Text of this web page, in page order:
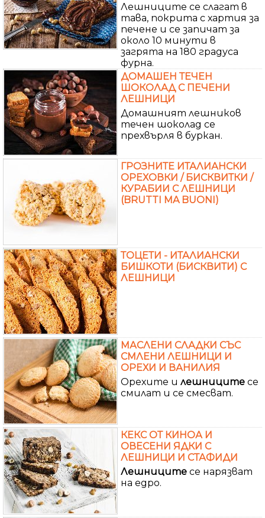
Лешниците се слагат в
тава, покрита с хартия за
печене и се запичат за
около 10 минути в
загрята на 180 градуса
фурна.
ДОМАШЕН ТЕЧЕН
ШОКОЛАД С ПЕЧЕНИ
ЛЕШНИЦИ
Домашният лешников
течен шоколад се
прехвърля в буркан.
ГРОЗНИТЕ ИТАЛИАНСКИ
ОРЕХОВКИ / БИСКВИТКИ /
КУРАБИИ С ЛЕШНИЦИ
(BRUTTI MA BUONI)
ТОЦЕТИ - ИТАЛИАНСКИ
БИШКОТИ (БИСКВИТИ) С
ЛЕШНИЦИ
МАСЛЕНИ СЛАДКИ СЪС
СМЛЕНИ ЛЕШНИЦИ И
ОРЕХИ И ВАНИЛИЯ
Орехите и лешниците се
смилат и се смесват.
КЕКС ОТ КИНОА И
ОВЕСЕНИ ЯДКИ С
ЛЕШНИЦИ И СТАФИДИ
Лешниците се нарязват
на едро.